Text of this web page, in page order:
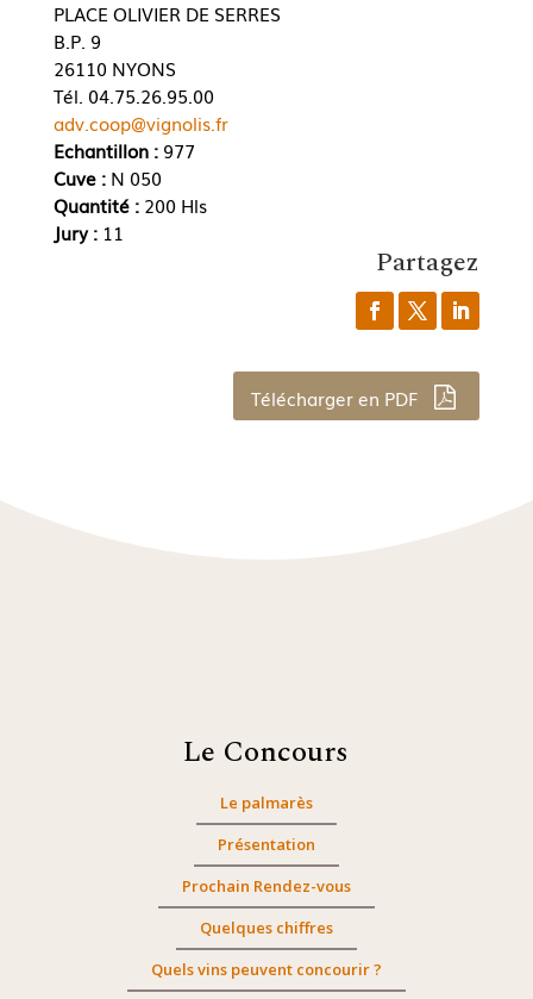
PLACE OLIVIER DE SERRES
B.P. 9
26110 NYONS
Tél. 04.75.26.95.00
adv.coop@vignolis.fr
Echantillon :977
Cuve : N 050
Quantité : 200 Hls
Jury : 11
Partagez
Télécharger en PDF
Le Concours
Le palmarès
Présentation
Prochain Rendez-vous
Quelques chiffres
Quels vins peuvent concourir ?